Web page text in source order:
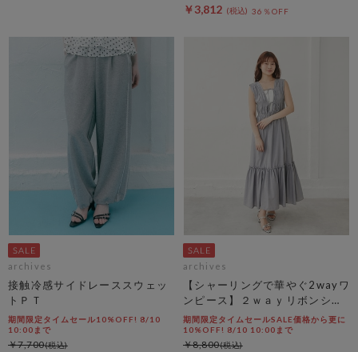
￥3,812 36％OFF
archives
接触冷感サイドレーススウェッ
トＰＴ
期間限定タイムセール10%OFF! 8/10
10:00まで
￥7,700
archives
【シャーリングで華やぐ2wayワ
ンピース】２ｗａｙリボンシャ
ーリングノースリワンピース
期間限定タイムセールSALE価格から更に
10%OFF! 8/10 10:00まで
￥8,800